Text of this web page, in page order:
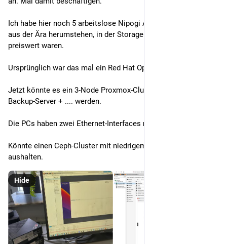
Ich habe hier noch 5 arbeitslose Nipogi AMD Ryzen Mini-PCs
aus der Ära herumstehen, in der Storage und RAM noch
preiswert waren.
Ursprünglich war das mal ein Red Hat Openshift Cluster.
Jetzt könnte es ein 3-Node Proxmox-Cluster + separatem
Backup-Server + .... werden.
Die PCs haben zwei Ethernet-Interfaces mit bis zu 2,5Gbit/s.
Könnte einen Ceph-Cluster mit niedrigem Replikationstraffic
aushalten.
Hide